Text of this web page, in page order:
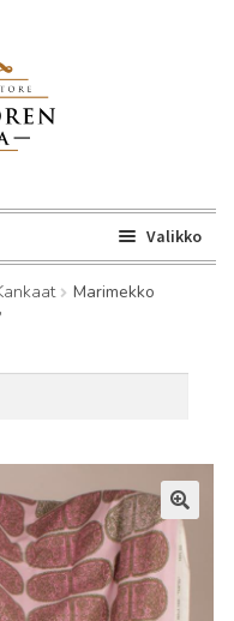
Valikko
tason
Marimekko